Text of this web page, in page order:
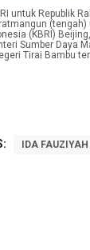
untuk Republik
(KBRI)
Sumber Daya
Tirai Bambu
IDA